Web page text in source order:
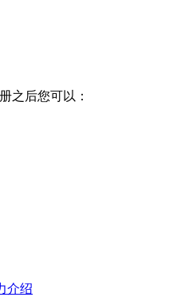
之后您可以：
介绍